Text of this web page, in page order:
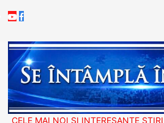
to
Youtube
Facebook
CELE MAI NOI ȘI INTERESANTE